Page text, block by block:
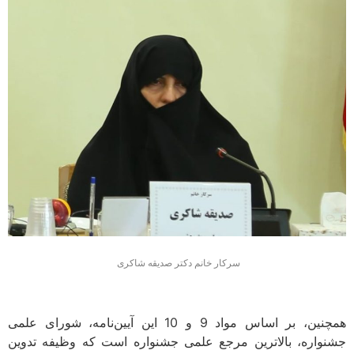
سرکار خانم دکتر صدیقه شاکری
همچنین، بر اساس مواد 9 و 10 این آیین‌نامه، شورای علمی
جشنواره، بالاترین مرجع علمی جشنواره است که وظیفه تدوین